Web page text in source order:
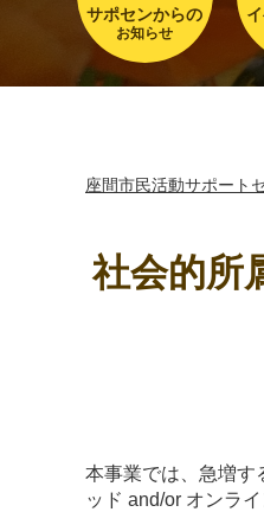
サポセンからの
お知らせ
座間市民活動サポート
社会的所
本事業では、急増す
ッド and/or オンラ